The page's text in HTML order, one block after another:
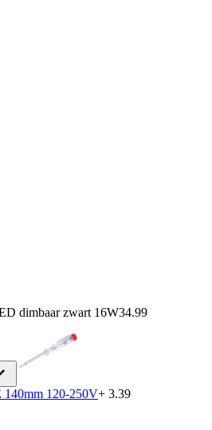
dimbaar zwart 16W34.99
140mm 120-250V+ 3.39